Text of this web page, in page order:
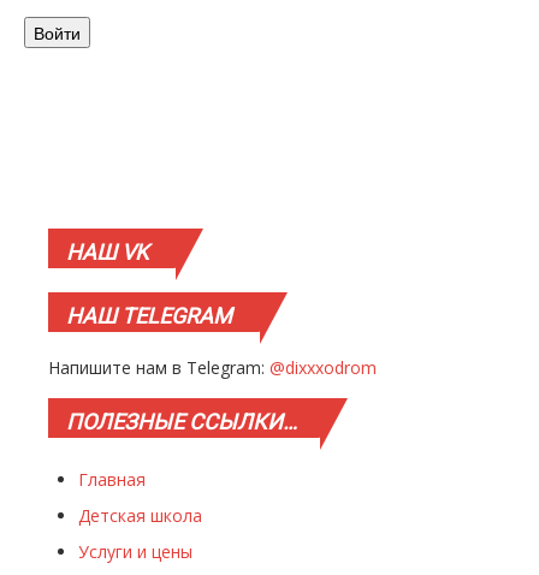
Войти
НАШVK
НАШTELEGRAM
Напишите нам в Telegram: @dixxxodrom
ПОЛЕЗНЫЕССЫЛКИ…
Главная
Детская школа
Услуги и цены